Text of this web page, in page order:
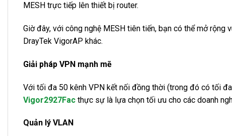
MESH trực tiếp lên thiết bị router.
Giờ đây, với công nghệ MESH tiên tiến, bạn có thể mở
DrayTek VigorAP khác.
Giải pháp VPN mạnh mẽ
Với tối đa 50 kênh VPN kết nối đồng thời (trong đó có tối
Vigor2927Fac thực sự là lựa chọn tối ưu cho các doanh
Quản lý VLAN